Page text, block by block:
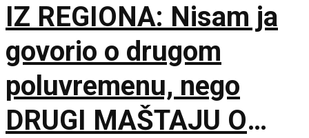
IZ REGIONA: Nisam ja
govorio o drugom
poluvremenu, nego
DRUGI MAŠTAJU O